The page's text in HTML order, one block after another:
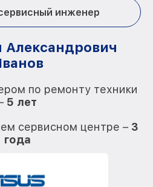
инженер
Александрович
по ремонту техники
5 лет
сервисном центре – 3
года